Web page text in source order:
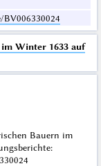
Winter 1633 auf
Bauern im